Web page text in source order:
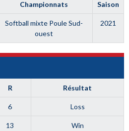
Championnats Saison
Softball mixte Poule Sud-
ouest
2021
R Résultat
6 Loss
13 Win